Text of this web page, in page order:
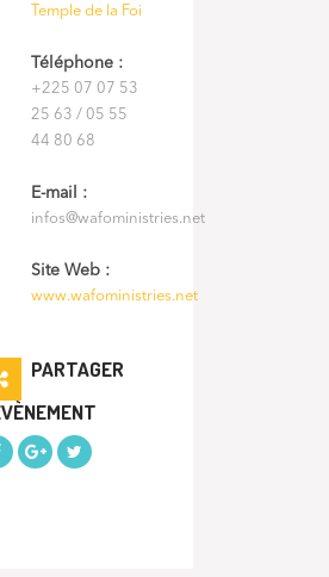
Temple de la Foi
Téléphone :
+225 07 07 53
25 63 / 05 55
44 80 68
E-mail :
infos@wafoministries.net
Site Web :
www.wafoministries.net
PARTAGER